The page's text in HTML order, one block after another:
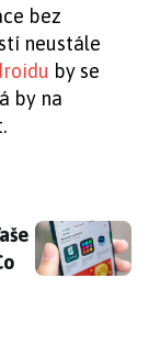
bez
neustále
by se
by na
oblíbená